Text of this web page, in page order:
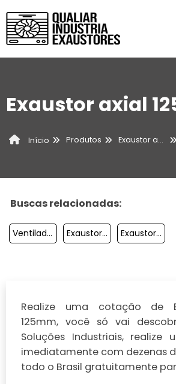
Exaustor axial
Início Produtos Exaustor axial
Buscas relacionadas:
Ventilador Axial Preço Exaustores Axiais E Centrífugos Exaustor Axial Industrial
Realize uma cotação de
125mm, você só vai
Soluções Industriais, realize
imediatamente com dezenas
todo o Brasil gratuitamente